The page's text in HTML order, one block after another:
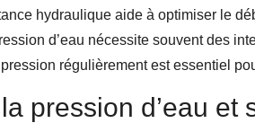
hydraulique aide à optimiser le
d’eau nécessite souvent des
régulièrement est essentiel
pression d’eau et